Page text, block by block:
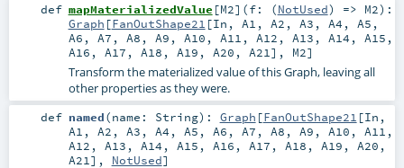
def mapMaterializedValue [M2] (f: (NotUsed) => M2) :
Graph [FanOutShape21 [In , A1 , A2 , A3 , A4 , A5 ,
A6 , A7 , A8 , A9 , A10 , A11 , A12 , A13 , A14 , A15 ,
A16 , A17 , A18 , A19 , A20 , A21 ], M2]
Transform the materialized value of this Graph, leaving all
other properties as they were.
def named(name: String) : Graph [FanOutShape21 [In ,
A1 , A2 , A3 , A4 , A5 , A6 , A7 , A8 , A9 , A10 , A11 ,
A12 , A13 , A14 , A15 , A16 , A17 , A18 , A19 , A20 ,
A21 ], NotUsed]